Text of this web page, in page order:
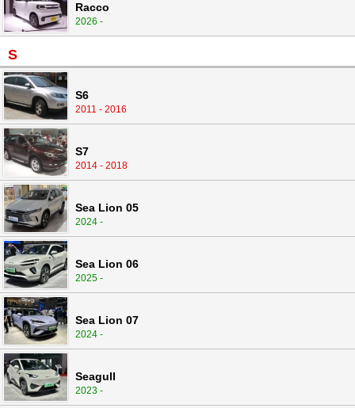
Racco
2026 -
S
S6
2011 - 2016
S7
2014 - 2018
Sea Lion 05
2024 -
Sea Lion 06
2025 -
Sea Lion 07
2024 -
Seagull
2023 -